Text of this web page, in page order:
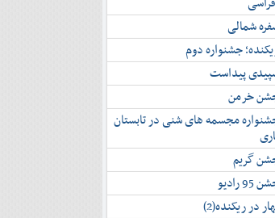
شمالی
جشنواره دوم
پیداست
خرمن
مجسمه های شنی در تابستان
گریم
95 رادیو
در ریکنده(2)